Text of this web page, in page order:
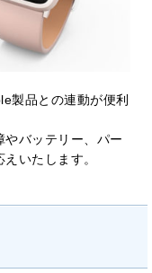
製品との連動が便利
バッテリー、パー
いたします。